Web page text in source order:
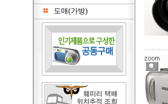
도매(가방)